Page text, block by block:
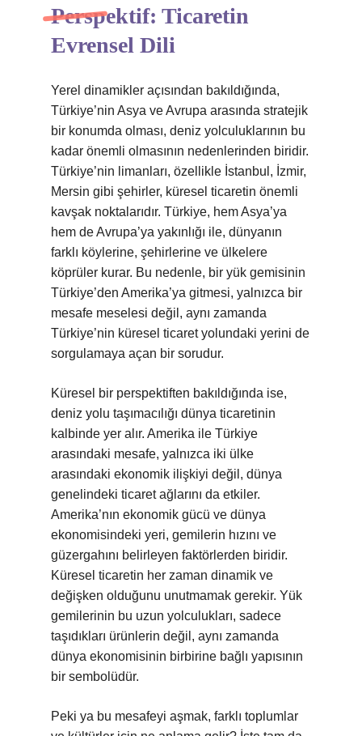
Perspektif: Ticaretin
Evrensel Dili
Yerel dinamikler açısından bakıldığında,
Türkiye’nin Asya ve Avrupa arasında stratejik
bir konumda olması, deniz yolculuklarının bu
kadar önemli olmasının nedenlerinden biridir.
Türkiye’nin limanları, özellikle İstanbul, İzmir,
Mersin gibi şehirler, küresel ticaretin önemli
kavşak noktalarıdır. Türkiye, hem Asya’ya
hem de Avrupa’ya yakınlığı ile, dünyanın
farklı köylerine, şehirlerine ve ülkelere
köprüler kurar. Bu nedenle, bir yük gemisinin
Türkiye’den Amerika’ya gitmesi, yalnızca bir
mesafe meselesi değil, aynı zamanda
Türkiye’nin küresel ticaret yolundaki yerini de
sorgulamaya açan bir sorudur.
Küresel bir perspektiften bakıldığında ise,
deniz yolu taşımacılığı dünya ticaretinin
kalbinde yer alır. Amerika ile Türkiye
arasındaki mesafe, yalnızca iki ülke
arasındaki ekonomik ilişkiyi değil, dünya
genelindeki ticaret ağlarını da etkiler.
Amerika’nın ekonomik gücü ve dünya
ekonomisindeki yeri, gemilerin hızını ve
güzergahını belirleyen faktörlerden biridir.
Küresel ticaretin her zaman dinamik ve
değişken olduğunu unutmamak gerekir. Yük
gemilerinin bu uzun yolculukları, sadece
taşıdıkları ürünlerin değil, aynı zamanda
dünya ekonomisinin birbirine bağlı yapısının
bir sembolüdür.
Peki ya bu mesafeyi aşmak, farklı toplumlar